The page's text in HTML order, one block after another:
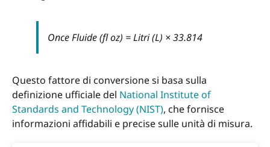
Once Fluide (fl oz) = Litri (L) × 33.814
Questo fattore di conversione si basa sulla
definizione ufficiale del National Institute of
Standards and Technology (NIST), che fornisce
informazioni affidabili e precise sulle unità di misura.